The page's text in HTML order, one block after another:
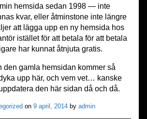
hemsida sedan 1998 — inte
kvar, eller åtminstone inte längre
att lägga upp en ny hemsida hos
istället för att betala för att betala
har kunnat åtnjuta gratis.
den gamla hemsidan kommer så
upp här, och vem vet… kanske
den här sidan då och då.
on 9 april, 2014 by admin